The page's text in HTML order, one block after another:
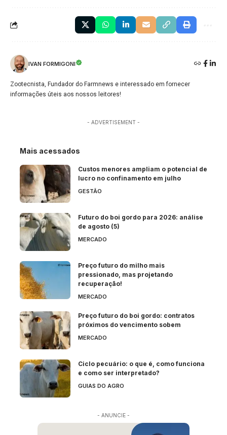
IVAN FORMIGONI
Zootecnista, Fundador do Farmnews e interessado em fornecer
informações úteis aos nossos leitores!
- ADVERTISEMENT -
Mais acessados
Custos menores ampliam o potencial de
lucro no confinamento em julho
GESTÃO
Futuro do boi gordo para 2026: análise
de agosto (5)
MERCADO
Preço futuro do milho mais
pressionado, mas projetando
recuperação!
MERCADO
Preço futuro do boi gordo: contratos
próximos do vencimento sobem
MERCADO
Ciclo pecuário: o que é, como funciona
e como ser interpretado?
GUIAS DO AGRO
- ANUNCIE -